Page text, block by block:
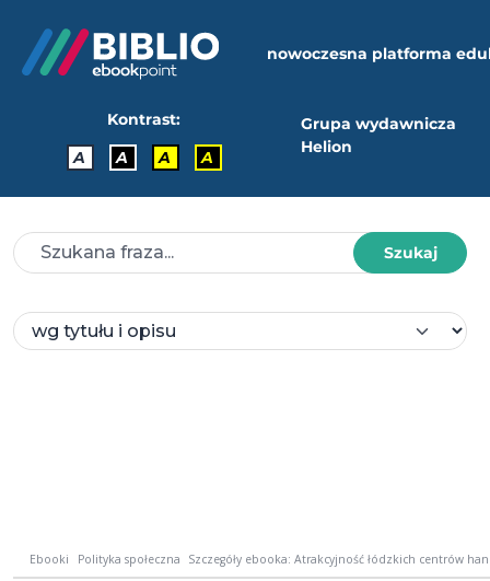
nowoczesna platforma
Kontrast:
A
A A A
Grupa wydawnicza
Helion
Szukaj
Ebooki Polityka społeczna Szczegóły ebooka: Atrakcyjność łódzkich centrów